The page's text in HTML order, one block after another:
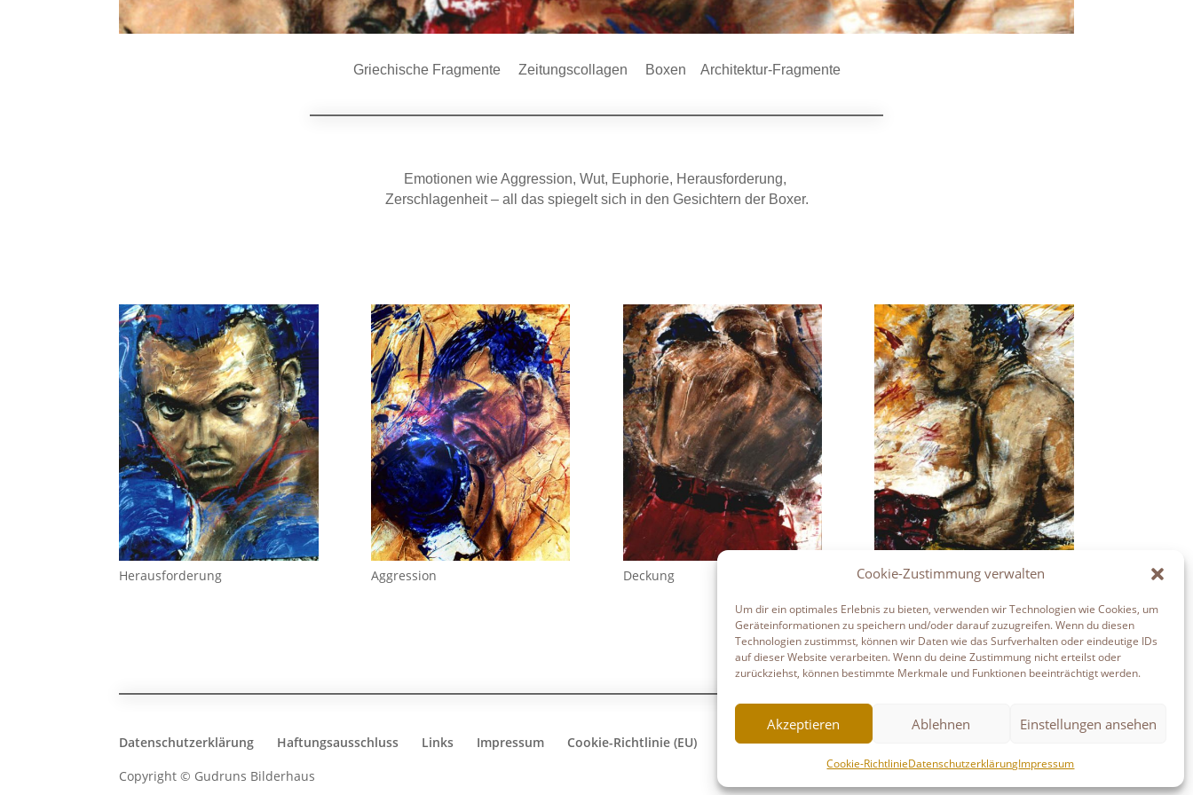
Cookie-Zustimmung verwalten
Um dir ein optimales Erlebnis zu bieten, verwenden wir Technologien wie Cookies, um
Geräteinformationen zu speichern und/oder darauf zuzugreifen. Wenn du diesen
Technologien zustimmst, können wir Daten wie das Surfverhalten oder eindeutige IDs
auf dieser Website verarbeiten. Wenn du deine Zustimmung nicht erteilst oder
zurückziehst, können bestimmte Merkmale und Funktionen beeinträchtigt werden.
Akzeptieren Ablehnen Einstellungen ansehen
Cookie-RichtlinieDatenschutzerklärungImpressum
Griechische Fragmente Zeitungscollagen Boxen Architektur-Fragmente
Emotionen wie Aggression, Wut, Euphorie, Herausforderung,
Zerschlagenheit – all das spiegelt sich in den Gesichtern der Boxer.
Herausforderung Aggression Deckung 5. Runde
Datenschutzerklärung Haftungsausschluss Links Impressum
Cookie-Richtlinie (EU)
Copyright © Gudruns Bilderhaus